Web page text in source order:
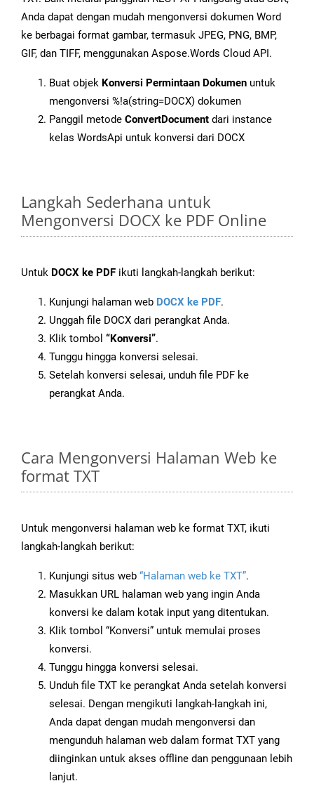
Anda dapat dengan mudah mengonversi dokumen Word
ke berbagai format gambar, termasuk JPEG, PNG, BMP,
GIF, dan TIFF, menggunakan Aspose.Words Cloud API.
Buat objek Konversi Permintaan Dokumen untuk
mengonversi %!a(string=DOCX) dokumen
Panggil metode ConvertDocument dari instance
kelas WordsApi untuk konversi dari DOCX
Langkah Sederhana untuk
Mengonversi DOCX ke PDF Online
Untuk DOCX ke PDF ikuti langkah-langkah berikut:
Kunjungi halaman web DOCX ke PDF.
Unggah file DOCX dari perangkat Anda.
Klik tombol “Konversi”.
Tunggu hingga konversi selesai.
Setelah konversi selesai, unduh file PDF ke
perangkat Anda.
Cara Mengonversi Halaman Web ke
format TXT
Untuk mengonversi halaman web ke format TXT, ikuti
langkah-langkah berikut:
Kunjungi situs web “Halaman web ke TXT”.
Masukkan URL halaman web yang ingin Anda
konversi ke dalam kotak input yang ditentukan.
Klik tombol “Konversi” untuk memulai proses
konversi.
Tunggu hingga konversi selesai.
Unduh file TXT ke perangkat Anda setelah konversi
selesai. Dengan mengikuti langkah-langkah ini,
Anda dapat dengan mudah mengonversi dan
mengunduh halaman web dalam format TXT yang
diinginkan untuk akses offline dan penggunaan lebih
lanjut.